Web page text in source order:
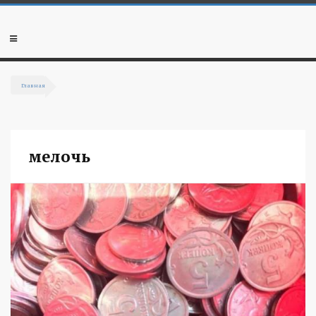
Перейти к основному содержанию
Мобильное
Главная
мелочь